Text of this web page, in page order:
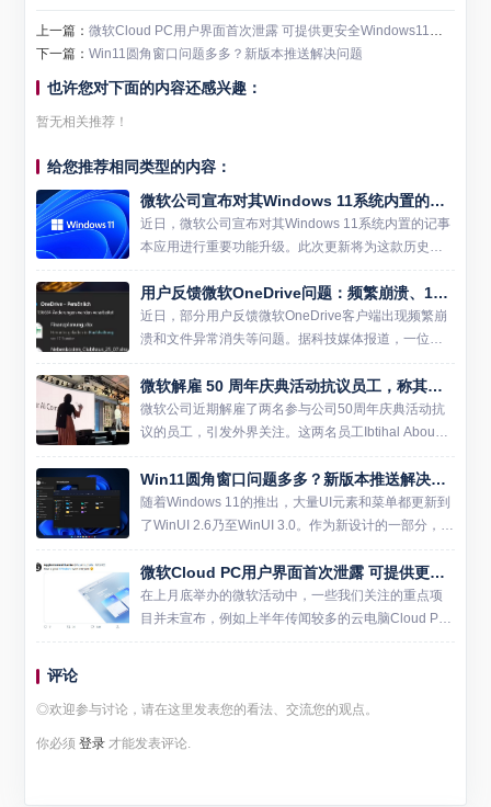
上一篇：微软Cloud PC用户界面首次泄露 可提供更安全Windows11桌面
下一篇：Win11圆角窗口问题多多？新版本推送解决问题
也许您对下面的内容还感兴趣：
暂无相关推荐！
给您推荐相同类型的内容：
微软公司宣布对其Windows 11系统内置的记事本应用进行重要功能升级
近日，微软公司宣布对其Windows 11系统内置的记事
本应用进行重要功能升级。此次更新将为这款历史悠
久的系统工具带来多项现代化改进，其中最引人注目
的是新增的字符计数功能。 据微软官方透露，新版记
事本将在...
用户反馈微软OneDrive问题：频繁崩溃、13.6万个文件“玩失踪”
近日，部分用户反馈微软OneDrive客户端出现频繁崩
溃和文件异常消失等问题。据科技媒体报道，一位用
户在Windows Server 2016环境下使用OneDrive时遭
遇客户端崩溃，错误代码显示为堆损...
微软解雇 50 周年庆典活动抗议员工，称其未道歉且毫无悔意
微软公司近期解雇了两名参与公司50周年庆典活动抗
议的员工，引发外界关注。这两名员工Ibtihal Abouss
ad和Vaniya Agrawal在活动中打断演讲，抗议公司与
美国政府的合作，并呼吁终止与以色...
Win11圆角窗口问题多多？新版本推送解决问题
随着Windows 11的推出，大量UI元素和菜单都更新到
了WinUI 2.6乃至WinUI 3.0。作为新设计的一部分，W
in11的窗口、菜单、按钮等外观出现了大量圆角元
素。微软从Win8开始，一直在系...
微软Cloud PC用户界面首次泄露 可提供更安全Windows11桌面
在上月底举办的微软活动中，一些我们关注的重点项
目并未宣布，例如上半年传闻较多的云电脑Cloud PC
计划。不过近期，一名名叫ALumia的泄密者发布了一
评论
◎欢迎参与讨论，请在这里发表您的看法、交流您的观点。
你必须登录 才能发表评论.